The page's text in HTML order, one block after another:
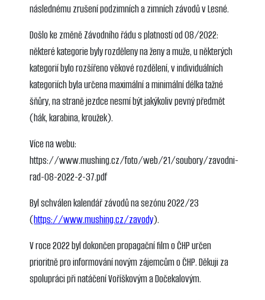
následnému zrušení podzimních a zimních závodů v Lesné.
Došlo ke změně Závodního řádu s platností od 08/2022:
některé kategorie byly rozděleny na ženy a muže, u některých
kategorií bylo rozšířeno věkové rozdělení, v individuálních
kategoriích byla určena maximální a minimální délka tažné
šňůry, na straně jezdce nesmí být jakýkoliv pevný předmět
(hák, karabina, kroužek).
Více na webu:
https://www.mushing.cz/foto/web/21/soubory/zavodni-
rad-08-2022-2-37.pdf
Byl schválen kalendář závodů na sezónu 2022/23
(https://www.mushing.cz/zavody).
V roce 2022 byl dokončen propagační film o ČHP určen
prioritně pro informování novým zájemcům o ČHP. Děkuji za
spolupráci při natáčení Voříškovým a Dočekalovým.